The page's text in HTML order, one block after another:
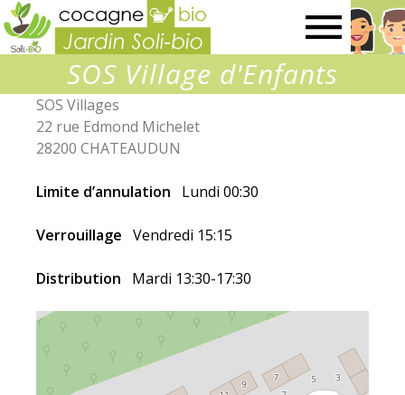
SOLI-
SOS Village d'Enfants
SOS Villages
22 rue Edmond Michelet
28200 CHATEAUDUN
Limite d’annulation Lundi 00:30
Verrouillage Vendredi 15:15
Distribution Mardi 13:30-17:30